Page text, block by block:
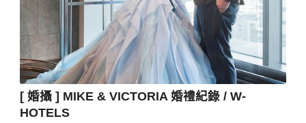
[ 婚攝 ] MIKE & VICTORIA 婚禮紀錄 / W-
HOTELS